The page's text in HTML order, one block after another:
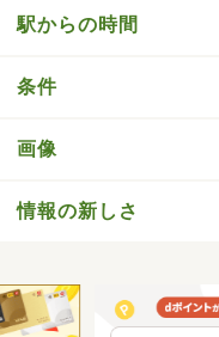
駅からの時間
条件
画像
情報の新しさ